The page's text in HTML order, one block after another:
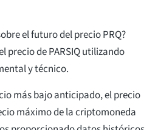
el futuro del precio PRQ?
precio de PARSIQ utilizando
y técnico.
más bajo anticipado, el precio
máximo de la criptomoneda